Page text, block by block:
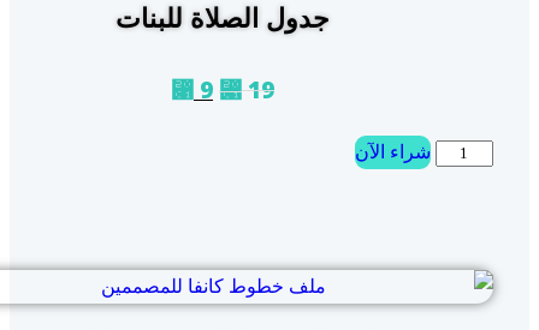
جدول الصلاة للبنات
⃁9
شراء الآن